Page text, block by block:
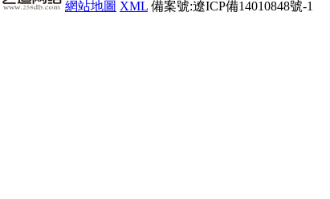
網站地圖 XML 備案號:遼ICP備14010848號-1